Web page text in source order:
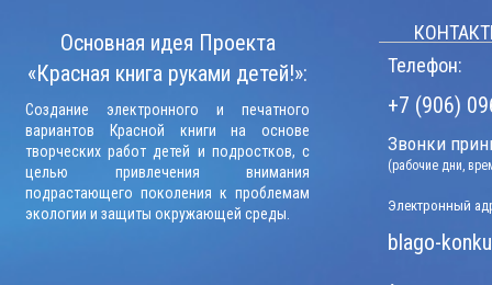
Основная идея Проекта
«Красная книга руками детей!»:
Создание электронного и печатного
вариантов Красной книги на основе
творческих работ детей и подростков, с
целью привлечения внимания
подрастающего поколения к проблемам
экологии и защиты окружающей среды.
Телефон:
+7 (906)
Звонки
(рабочие дни,
Электронный
blago-